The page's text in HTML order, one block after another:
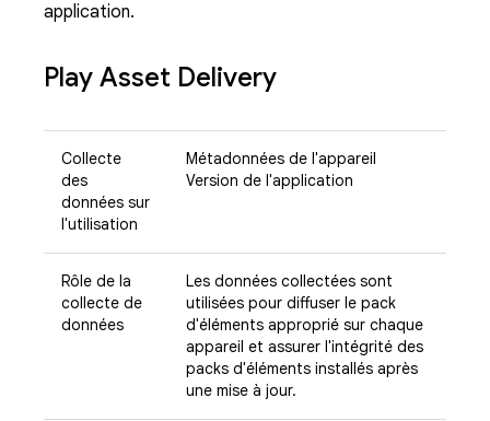
application.
Play Asset Delivery
Collecte
des
données sur
l'utilisation
Métadonnées de l'appareil
Version de l'application
Rôle de la
collecte de
données
Les données collectées sont
utilisées pour diffuser le pack
d'éléments approprié sur chaque
appareil et assurer l'intégrité des
packs d'éléments installés après
une mise à jour.